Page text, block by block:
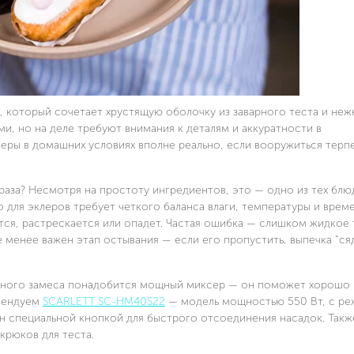
сочетает хрустящую оболочку из заварного теста и
но на деле требуют внимания к деталям и аккуратности в
в домашних условиях вполне реально, если вооружиться
Несмотря на простоту ингредиентов, это — одно из тех
эклеров требует четкого баланса влаги, температуры и
растрескается или опадет. Частая ошибка — слишком жидкое
важен этап остывания — если его пропустить, выпечка
замеса понадобится мощный миксер — он поможет хорошо
SCARLETT SC-HM40S22 — модель мощностью 550 Вт, с
кнопкой для быстрого отсоединения насадок.
для теста.
SC-HB42F44 БЛЕНДЕР
ПОГРУЖНОЙ
4.9 (791 отзыв)
SC-SM10S55